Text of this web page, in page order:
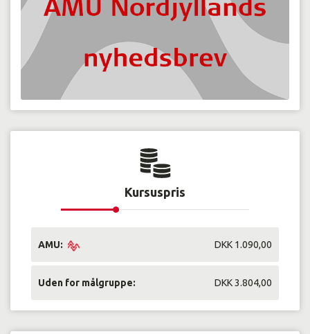
Kursuspris
AMU: DKK 1.090,00
Uden for målgruppe: DKK 3.804,00